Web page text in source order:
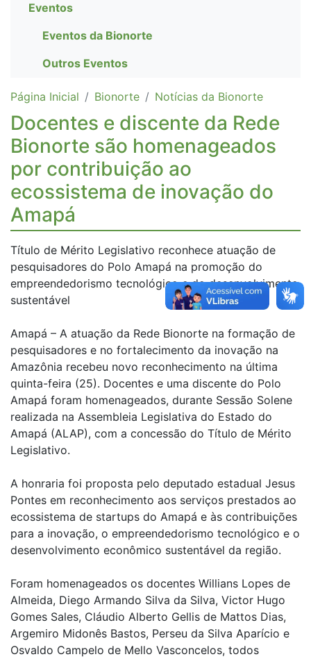
Eventos
Eventos da Bionorte
Outros Eventos
Página Inicial Bionorte Notícias da Bionorte
Docentes e discente da Rede
Bionorte são homenageados
por contribuição ao
ecossistema de inovação do
Amapá
Título de Mérito Legislativo reconhece atuação de
pesquisadores do Polo Amapá na promoção do
empreendedorismo tecnológico e do desenvolvimento
sustentável
Amapá – A atuação da Rede Bionorte na formação de
pesquisadores e no fortalecimento da inovação na
Amazônia recebeu novo reconhecimento na última
quinta-feira (25). Docentes e uma discente do Polo
Amapá foram homenageados, durante Sessão Solene
realizada na Assembleia Legislativa do Estado do
Amapá (ALAP), com a concessão do Título de Mérito
Legislativo.
A honraria foi proposta pelo deputado estadual Jesus
Pontes em reconhecimento aos serviços prestados ao
ecossistema de startups do Amapá e às contribuições
para a inovação, o empreendedorismo tecnológico e o
desenvolvimento econômico sustentável da região.
Foram homenageados os docentes Willians Lopes de
Almeida, Diego Armando Silva da Silva, Victor Hugo
Gomes Sales, Cláudio Alberto Gellis de Mattos Dias,
Argemiro Midonês Bastos, Perseu da Silva Aparício e
Osvaldo Campelo de Mello Vasconcelos, todos